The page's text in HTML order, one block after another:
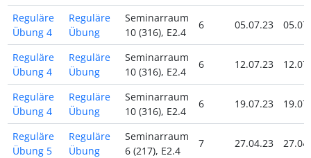
Reguläre
Übung 4
Reguläre
Übung
Seminarraum
10 (316), E2.4
6 05.07.23
Reguläre
Übung 4
Reguläre
Übung
Seminarraum
10 (316), E2.4
6 12.07.23
Reguläre
Übung 4
Reguläre
Übung
Seminarraum
10 (316), E2.4
6 19.07.23
Reguläre
Übung 5
Reguläre
Übung
Seminarraum
6 (217), E2.4
7 27.04.23